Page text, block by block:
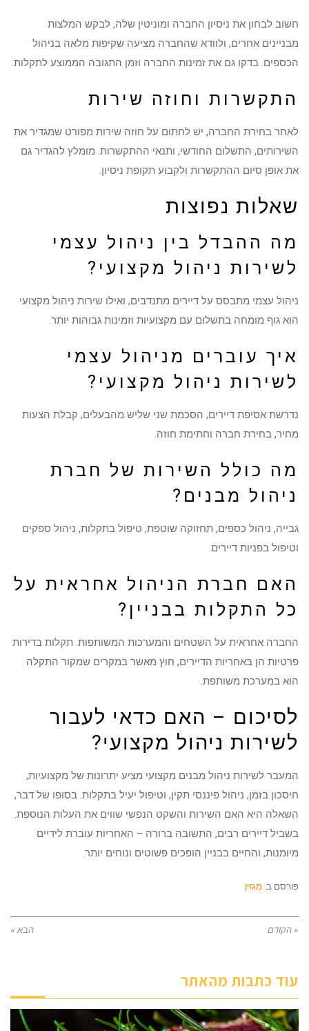
חשוב לבחון את ניסיון החברה ומוניטין שלה, לבקש המלצות
מבניינים אחרים, ולוודא שהחברה מציעה שקיפות מלאה בניהול
הכספים. בדקו גם את זמינות החברה וזמן התגובה הממוצע לתקלות.
התקשרות וחוזה שירות
לאחר בחירת החברה, יש לחתום על חוזה שירות מפורט שמגדיר את
השירותים, התשלום החודשי, ותנאי ההתקשרות. מומלץ להגדיר גם
את אופן סיום ההתקשרות ולקבוע תקופת ניסיון.
שאלות נפוצות
מה ההבדל בין ניהול עצמי
לשירות ניהול מקצועי?
ניהול עצמי מתבסס על דיירים מתנדבים, ואילו שירות ניהול מקצועי
הוא גוף מומחה בתשלום עם מקצועיות וזמינות גבוהות יותר.
איך עוברים מניהול עצמי
לשירות ניהול מקצועי?
נדרשת אסיפת דיירים, הסכמת שני שליש מהבעלים, קבלת הצעות
מחיר, בחירת חברה וחתימת חוזה.
מה כולל השירות של חברת
ניהול מבנים?
גבייה, ניהול כספים, תחזוקה שוטפת, טיפול בתקלות, ניהול ספקים
וטיפול בפניות דיירים.
האם חברת הניהול אחראית על
כל התקלות בבניין?
החברה אחראית על השטחים והמערכות המשותפות. תקלות בדירות
פרטיות הן באחריות הדיירים, חוץ מאשר במקרים שמקור התקלה
הוא במערכת משותפת.
לסיכום – האם כדאי לעבור
לשירות ניהול מקצועי?
המעבר לשירות ניהול מבנים מקצועי מציע יתרונות של מקצועיות,
חיסכון בזמן, ניהול פיננסי תקין, וטיפול יעיל בתקלות. בסופו של דבר,
השאלה היא האם השירות והשקט הנפשי שווים את העלות הנוספת.
בשביל דיירים רבים, התשובה ברורה – האחריות עוברת לידיים
מיומנות, והחיים בבניין הופכים פשוטים ונוחים יותר.
פורסם ב: מגזין
« הקודם הבא »
עוד כתבות מהאתר